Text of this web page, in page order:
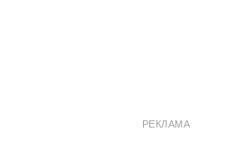
РЕКЛАМА